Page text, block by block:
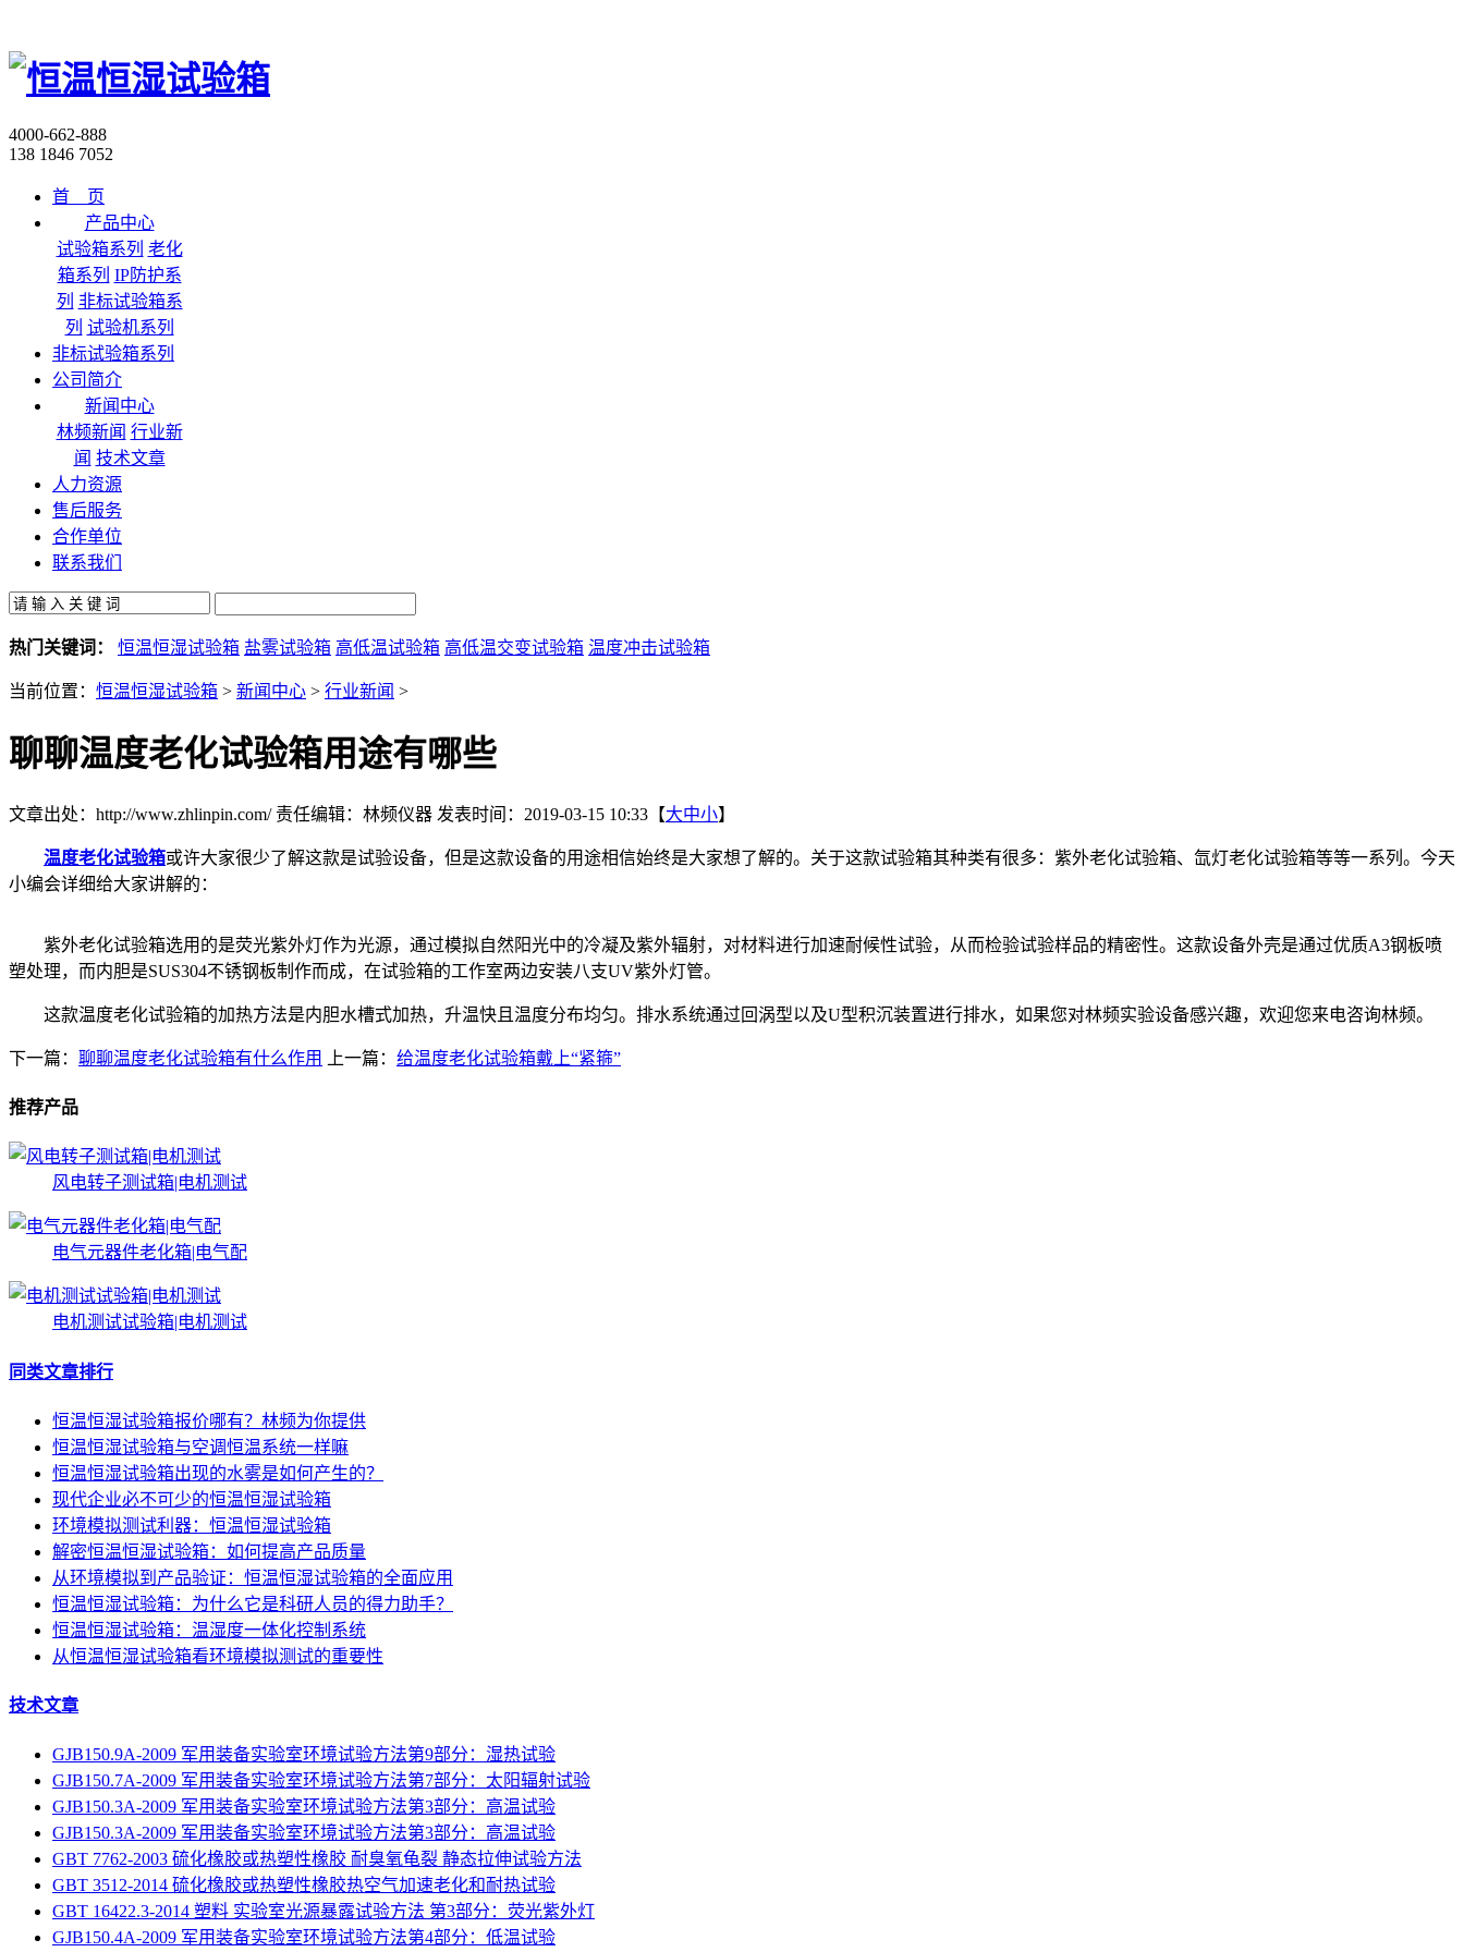
4000-662-888
138 1846 7052
首 页
产品中心
试验箱系列 老化
箱系列 IP防护系
列 非标试验箱系
列 试验机系列
非标试验箱系列
公司简介
新闻中心
林频新闻 行业新
闻 技术文章
人力资源
售后服务
合作单位
联系我们
热门关键词： 恒温恒湿试验箱 盐雾试验箱 高低温试验箱 高低温交变试验箱 温度冲击试验箱
当前位置： 恒温恒湿试验箱 > 新闻中心 > 行业新闻 >
聊聊温度老化试验箱用途有哪些
文章出处：http://www.zhlinpin.com/责任编辑：林频仪器 发表时间：2019-03-15 10:33【大中小】
温度老化试验箱或许大家很少了解这款是试验设备，但是这款设备的用途相信始终是大家想了解的。关于这款试验箱其种类有很多：紫外老化试验箱、氙灯老化试验箱等等一系列。今天
小编会详细给大家讲解的：
紫外老化试验箱选用的是荧光紫外灯作为光源，通过模拟自然阳光中的冷凝及紫外辐射，对材料进行加速耐候性试验，从而检验试验样品的精密性。这款设备外壳是通过优质A3钢板喷
塑处理，而内胆是SUS304不锈钢板制作而成，在试验箱的工作室两边安装八支UV紫外灯管。
这款温度老化试验箱的加热方法是内胆水槽式加热，升温快且温度分布均匀。排水系统通过回涡型以及U型积沉装置进行排水，如果您对林频实验设备感兴趣，欢迎您来电咨询林频。
下一篇： 聊聊温度老化试验箱有什么作用 上一篇： 给温度老化试验箱戴上“紧箍”
推荐产品
风电转子测试箱|电机测试
电气元器件老化箱|电气配
电机测试试验箱|电机测试
同类文章排行
恒温恒湿试验箱报价哪有？林频为你提供
恒温恒湿试验箱与空调恒温系统一样嘛
恒温恒湿试验箱出现的水雾是如何产生的？
现代企业必不可少的恒温恒湿试验箱
环境模拟测试利器：恒温恒湿试验箱
解密恒温恒湿试验箱：如何提高产品质量
从环境模拟到产品验证：恒温恒湿试验箱的全面应用
恒温恒湿试验箱：为什么它是科研人员的得力助手？
恒温恒湿试验箱：温湿度一体化控制系统
从恒温恒湿试验箱看环境模拟测试的重要性
技术文章
GJB150.9A-2009 军用装备实验室环境试验方法第9部分：湿热试验
GJB150.7A-2009 军用装备实验室环境试验方法第7部分：太阳辐射试验
GJB150.3A-2009 军用装备实验室环境试验方法第3部分：高温试验
GJB150.3A-2009 军用装备实验室环境试验方法第3部分：高温试验
GBT 7762-2003 硫化橡胶或热塑性橡胶 耐臭氧龟裂 静态拉伸试验方法
GBT 3512-2014 硫化橡胶或热塑性橡胶热空气加速老化和耐热试验
GBT 16422.3-2014 塑料 实验室光源暴露试验方法 第3部分：荧光紫外灯
GJB150.4A-2009 军用装备实验室环境试验方法第4部分：低温试验